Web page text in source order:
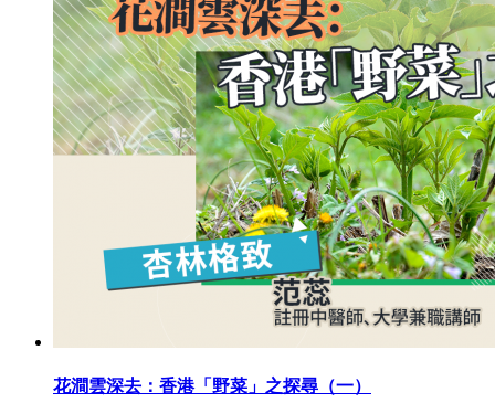
花澗雲深去：香港「野菜」之探尋（一）